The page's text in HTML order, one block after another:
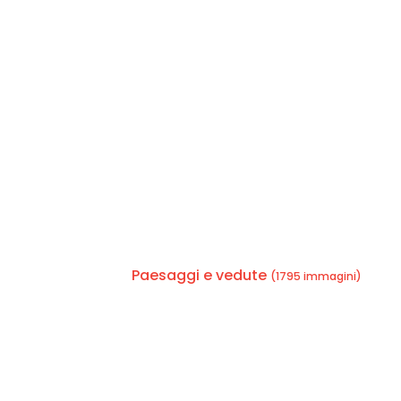
Paesaggi e vedute (1795 immagini)